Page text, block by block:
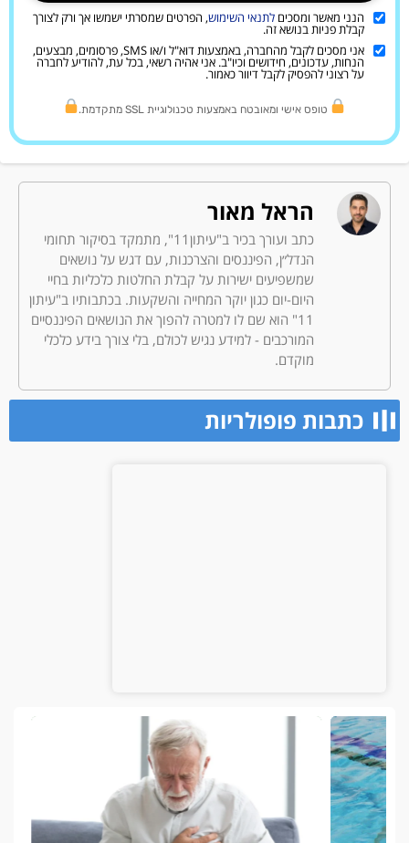
הנני מאשר ומסכים לתנאי השימוש, הפרטים שמסרתי ישמשו אך ורק לצורך
קבלת פניות בנושא זה.
אני מסכים לקבל מהחברה, באמצעות דוא"ל ו/או SMS, פרסומים, מבצעים,
הנחות, עדכונים, חידושים וכיו"ב. אני אהיה רשאי, בכל עת, להודיע לחברה
על רצוני להפסיק לקבל דיוור כאמור.
טופס אישי ומאובטח באמצעות טכנולוגיית SSL מתקדמת.
הראל מאור
כתב ועורך בכיר ב"עיתון11", מתמקד בסיקור תחומי
הנדל״ן, הפיננסים והצרכנות, עם דגש על נושאים
שמשפיעים ישירות על קבלת החלטות כלכליות בחיי
היום-יום כגון יוקר המחייה והשקעות. בכתבותיו ב"עיתון
11" הוא שם לו למטרה להפוך את הנושאים הפיננסיים
המורכבים - למידע נגיש לכולם, בלי צורך בידע כלכלי
מוקדם.
כתבות פופולריות​